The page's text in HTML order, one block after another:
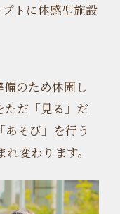
トに体感型施設
備のため休園し
ただ「見る」だ
そび」を行う
変わります。